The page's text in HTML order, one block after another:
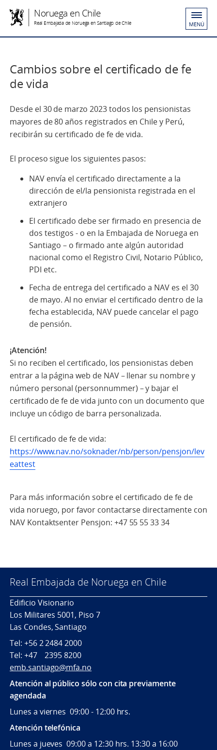
Noruega en Chile
Real Embajada de Noruega en Santiago de Chile MENÚ
Cambios sobre el certificado de fe
de vida
Desde el 30 de marzo 2023 todos los pensionistas
mayores de 80 años registrados en Chile y Perú,
recibirán su certificado de fe de vida.
El proceso sigue los siguientes pasos:
NAV envía el certificado directamente a la
dirección de el/la pensionista registrada en el
extranjero
El certificado debe ser firmado en presencia de
dos testigos - o en la Embajada de Noruega en
Santiago – o firmado ante algún autoridad
nacional como el Registro Civil, Notario Público,
PDI etc.
Fecha de entrega del certificado a NAV es el 30
de mayo. Al no enviar el certificado dentro de la
fecha establecida, NAV puede cancelar el pago
de pensión.
¡Atención!
Si no reciben el certificado, los pensionistas deben
entrar a la página web de NAV – llenar su nombre y
número personal (personnummer) – y bajar el
certificado de fe de vida junto con un documento que
incluye un código de barra personalizada.
El certificado de fe de vida:
https://www.nav.no/soknader/nb/person/pensjon/lev
eattest
Para más información sobre el certificado de fe de
vida noruego, por favor contactarse directamente con
NAV Kontaktsenter Pensjon: +47 55 55 33 34
Real Embajada de Noruega en Chile
Edificio Visionario
Los Militares 5001, Piso 7
Las Condes, Santiago
Tel: +56 2 2484 2000
Tel: +47 2395 8200
emb.santiago@mfa.no
Atención al público sólo con cita previamente
agendada
Lunes a viernes 09:00 - 12:00 hrs.
Atención telefónica
Lunes a jueves 09:00 a 12:30 hrs. 13:30 a 16:00